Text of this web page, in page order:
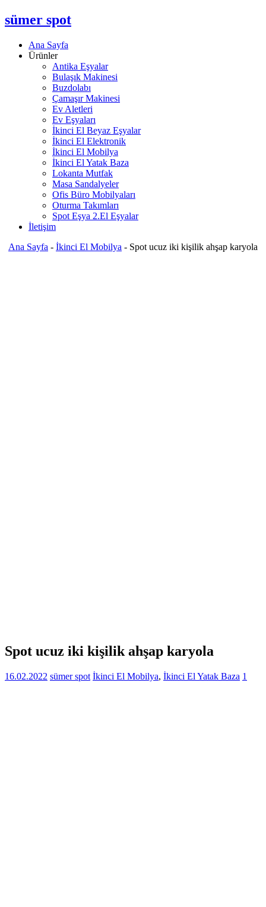
sümer spot
Ana Sayfa
Ürünler
Antika Eşyalar
Bulaşık Makinesi
Buzdolabı
Çamaşır Makinesi
Ev Aletleri
Ev Eşyaları
İkinci El Beyaz Eşyalar
İkinci El Elektronik
İkinci El Mobilya
İkinci El Yatak Baza
Lokanta Mutfak
Masa Sandalyeler
Ofis Büro Mobilyaları
Oturma Takımları
Spot Eşya 2.El Eşyalar
İletişim
Ana Sayfa - İkinci El Mobilya - Spot ucuz iki kişilik ahşap karyola
Spot ucuz iki kişilik ahşap karyola
16.02.2022 sümer spot İkinci El Mobilya, İkinci El Yatak Baza 1